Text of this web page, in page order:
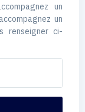
un
un
renseigner ci-